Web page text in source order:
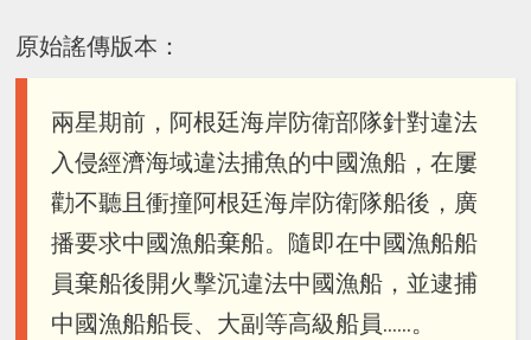
原始謠傳版本：
兩星期前，阿根廷海岸防衛部隊針對違法
入侵經濟海域違法捕魚的中國漁船，在屢
勸不聽且衝撞阿根廷海岸防衛隊船後，廣
播要求中國漁船棄船。隨即在中國漁船船
員棄船後開火擊沉違法中國漁船，並逮捕
中國漁船船長、大副等高級船員......。